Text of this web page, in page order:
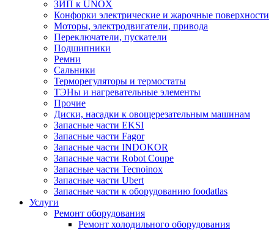
ЗИП к UNOX
Конфорки электрические и жарочные поверхности
Моторы, электродвигатели, привода
Переключатели, пускатели
Подшипники
Ремни
Сальники
Терморегуляторы и термостаты
ТЭНы и нагревательные элементы
Прочие
Диски, насадки к овощерезательным машинам
Запасные части EKSI
Запасные части Fagor
Запасные части INDOKOR
Запасные части Robot Coupe
Запасные части Tecnoinox
Запасные части Ubert
Запасные части к оборудованию foodatlas
Услуги
Ремонт оборудования
Ремонт холодильного оборудования